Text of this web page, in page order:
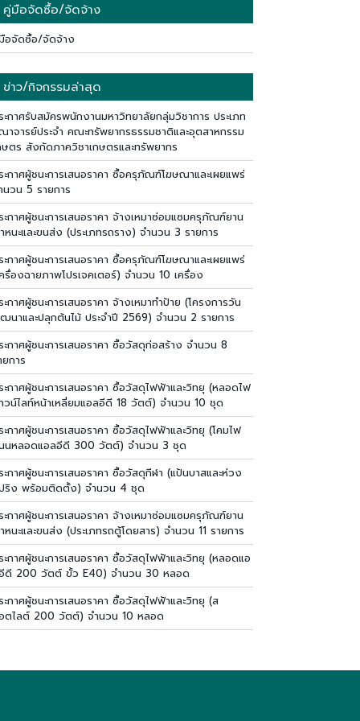
คู่มือจัดซื้อ/จัดจ้าง
อจัดซื้อ/จัดจ้าง
ข่าว/กิจกรรมล่าสุด
ะกาศรับสมัครพนักงานมหาวิทยาลัยกลุ่มวิชาการ ประเภท
าจารย์ประจำ คณะทรัพยากรธรรมชาติและอุตสาหกรรม
ษตร สังกัดภาควิชาเกษตรและทรัพยากร
ะกาศผู้ชนะการเสนอราคา ซื้อครุภัณฑ์โฆษณาและเผยแพร่
นวน 5 รายการ
ะกาศผู้ชนะการเสนอราคา จ้างเหมาซ่อมแซมครุภัณฑ์ยาน
หนะและขนส่ง (ประเภทรถราง) จำนวน 3 รายการ
ะกาศผู้ชนะการเสนอราคา ซื้อครุภัณฑ์โฆษณาและเผยแพร่
รื่องฉายภาพโปรเจคเตอร์) จำนวน 10 เครื่อง
ะกาศผู้ชนะการเสนอราคา จ้างเหมาทำป้าย (โครงการวัน
นาและปลุกต้นไม้ ประจำปี 2569) จำนวน 2 รายการ
ะกาศผู้ชนะการเสนอราคา ซื้อวัสดุก่อสร้าง จำนวน 8
ยการ
ะกาศผู้ชนะการเสนอราคา ซื้อวัสดุไฟฟ้าและวิทยุ (หลอดไฟ
วน์ไลท์หน้าเหลี่ยมแอลอีดี 18 วัตต์) จำนวน 10 ชุด
ะกาศผู้ชนะการเสนอราคา ซื้อวัสดุไฟฟ้าและวิทยุ (โคมไฟ
นหลอดแอลอีดี 300 วัตต์) จำนวน 3 ชุด
ะกาศผู้ชนะการเสนอราคา ซื้อวัสดุกีฬา (แป้นบาสและห่วง
ริง พร้อมติดตั้ง) จำนวน 4 ชุด
ะกาศผู้ชนะการเสนอราคา จ้างเหมาซ่อมแซมครุภัณฑ์ยาน
หนะและขนส่ง (ประเภทรถตู้โดยสาร) จำนวน 11 รายการ
ะกาศผู้ชนะการเสนอราคา ซื้อวัสดุไฟฟ้าและวิทยุ (หลอดแอ
ดี 200 วัตต์ ขั้ว E40) จำนวน 30 หลอด
ะกาศผู้ชนะการเสนอราคา ซื้อวัสดุไฟฟ้าและวิทยุ (ส
ตไลต์ 200 วัตต์) จำนวน 10 หลอด